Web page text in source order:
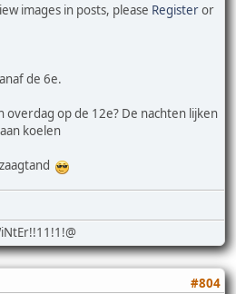
images in posts, please Registeror
de 6e.
overdag op de 12e? De nachten lijken
koelen
#804